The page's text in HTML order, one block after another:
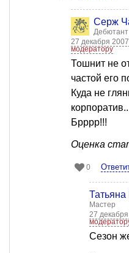
Серж
Дебютант
27 декабря
модератору
Тошнит не
частой его
Куда не
Брррр!!!
Оценка
0
Татьяна
Мастер
27
Сезон